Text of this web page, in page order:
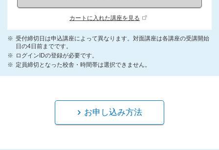
カートに入れた講座を見る
受付締切日は申込講座によって異なります。対面講座は各講座の受講開始
日の4日前までです。
ログインIDの登録が必要です。
定員締切となった校舎・時間帯は選択できません。
お申し込み方法